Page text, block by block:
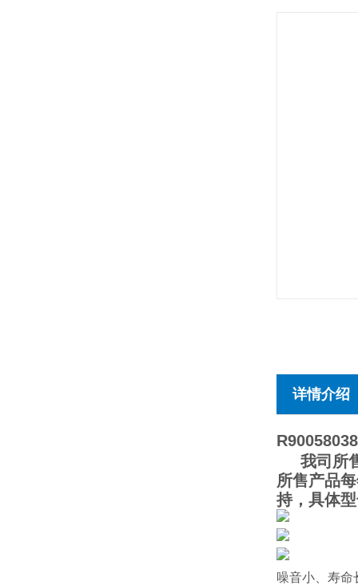
详情介绍
我司所售
所售产品
持，具体
噪音小、寿命